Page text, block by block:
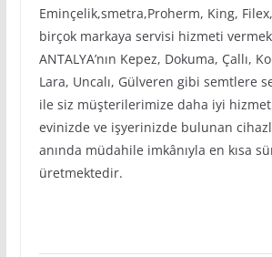
Eminçelik,smetra,Proherm, King,
birçok markaya servisi hizmeti
ANTALYA’nın Kepez, Dokuma, Çallı,
Lara, Uncalı, Gülveren gibi semtlere
ile siz müşterilerimize daha iyi
evinizde ve işyerinizde bulunan
anında müdahile imkânıyla en kısa
üretmektedir.